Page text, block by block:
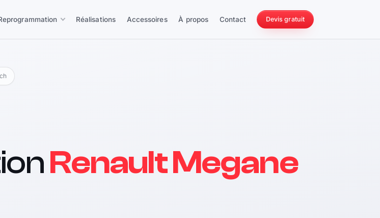
Réalisations Accessoires À propos Contact Devis gratuit
228 Nm
Renault Megane